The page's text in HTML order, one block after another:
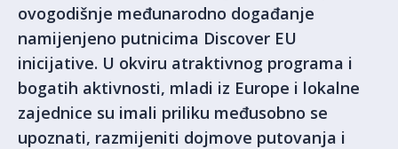
ovogodišnje međunarodno događanje
namijenjeno putnicima Discover EU
inicijative. U okviru atraktivnog programa i
bogatih aktivnosti, mladi iz Europe i lokalne
zajednice su imali priliku međusobno se
upoznati, razmijeniti dojmove putovanja i